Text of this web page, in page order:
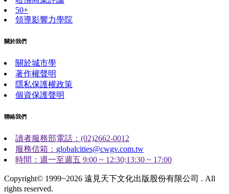
50+
領導影響力學院
關於我們
關於城市學
著作權聲明
隱私保護權政策
個資保護聲明
聯絡我們
讀者服務部電話：(02)2662-0012
服務信箱： globalcities@cwgv.com.tw
時間：週一至週五 9:00 ~ 12:30;13:30 ~ 17:00
Copyright© 1999~2026 遠見天下文化出版股份有限公司 . All
rights reserved.